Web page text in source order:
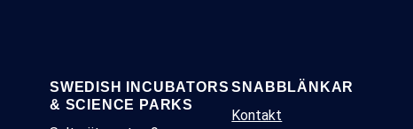
SWEDISH INCUBATORS
& SCIENCE PARKS
SNABBLÄNKAR
Kontakt